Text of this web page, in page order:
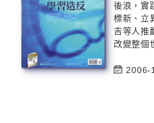
後浪，實
標新、立
吉等人推
改變整個
2006-